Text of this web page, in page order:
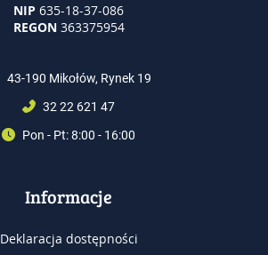
NIP 635-18-37-086
REGON363375954
43-190 Mikołów, Rynek 19
32 22 621 47
Pon - Pt: 8:00 - 16:00
Informacje
Deklaracja dostępności